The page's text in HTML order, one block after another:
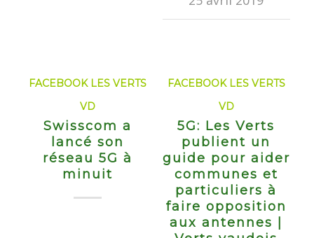
FACEBOOK LES VERTS
VD
Swisscom a
lancé son
réseau 5G à
minuit
FACEBOOK LES VERTS
VD
5G: Les Verts
publient un
guide pour aider
communes et
particuliers à
faire opposition
aux antennes |